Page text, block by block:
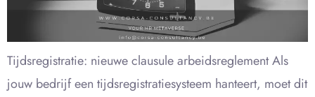
Tijdsregistratie: nieuwe clausule arbeidsreglement Als
jouw bedrijf een tijdsregistratiesysteem hanteert, moet dit